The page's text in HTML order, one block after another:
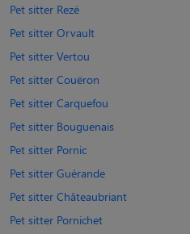
Pet sitter Rezé
Pet sitter Orvault
Pet sitter Vertou
Pet sitter Couëron
Pet sitter Carquefou
Pet sitter Bouguenais
Pet sitter Pornic
Pet sitter Guérande
Pet sitter Châteaubriant
Pet sitter Pornichet